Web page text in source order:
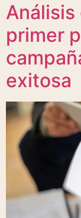
Análisis
primer
exitosa